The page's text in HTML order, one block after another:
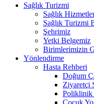
Sağlık Turizmi
Sağlık
Sağlık Turizmi
Şehrimiz
Yetki Belgemiz
Birimlerimizin
Yönlendirme
Hasta Rehberi
Doğum
Ziyaretçi
Poliklinik
Çocuk